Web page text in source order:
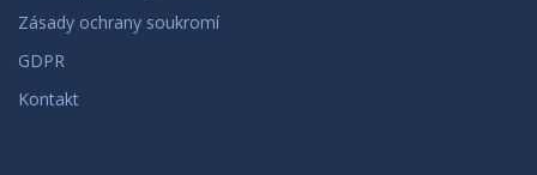
Zásady ochrany soukromí
GDPR
Kontakt